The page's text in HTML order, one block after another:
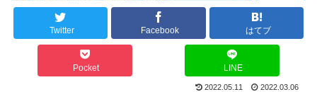
Twitter Facebook はてブ
Pocket LINE
2022.05.11 2022.03.06